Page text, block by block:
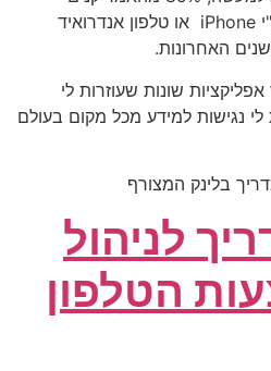
מנהלים עסק קטן משלהם ע"י iPhone או טלפון אנדרואיד
שונות שעוזרות לי
נגישות למידע מכל מקום בעולם
בלינק המצורף
לניהול
הטלפון